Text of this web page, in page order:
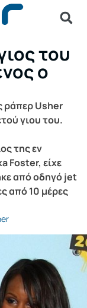
του
ο
ράπερ Usher
γιου του.
της εν
Foster, είχε
από οδηγό jet
από 10 μέρες